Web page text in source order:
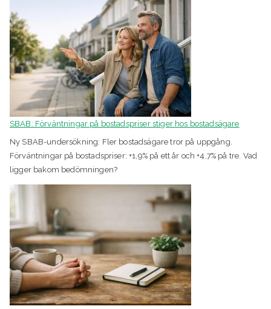
SBAB: Förväntningar på bostadspriser stiger hos bostadsägare
Ny SBAB-undersökning: Fler bostadsägare tror på uppgång.
Förväntningar på bostadspriser: +1,9% på ett år och +4,7% på tre. Vad
ligger bakom bedömningen?